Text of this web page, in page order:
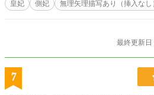
皇妃 側妃 無理矢理描写あり（挿入なし
最終更新
7